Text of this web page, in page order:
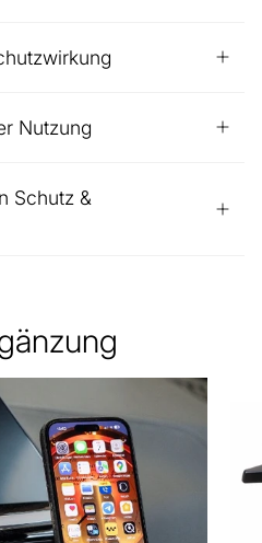
Nutzung
Schutz &